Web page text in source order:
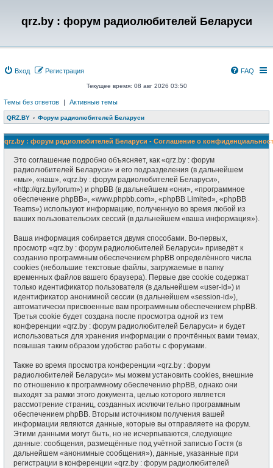
qrz.by : форум радиолюбителей Беларуси
Вход Регистрация FAQ
Текущее время: 08 авг 2026 03:50
Темы без ответов | Активные темы
QRZ.BY Форум радиолюбителей Беларуси
qrz.by : форум радиолюбителей Беларуси - Соглашение о
Это соглашение подробно объясняет, как «qrz.by : форум
радиолюбителей Беларуси» и его подразделения (в дальнейшем
«мы», «наш», «qrz.by : форум радиолюбителей Беларуси»,
«http://qrz.by/forum») и phpBB (в дальнейшем «они», «программное
обеспечение phpBB», «www.phpbb.com», «phpBB Limited», «phpBB
Teams») используют информацию, полученную во время любой из
ваших пользовательских сессий (в дальнейшем «ваша информация»).
Ваша информация собирается двумя способами. Во-первых,
просмотр «qrz.by : форум радиолюбителей Беларуси» приведёт к
созданию программным обеспечением phpBB определённого числа
cookies (небольшие текстовые файлы, загружаемые в папку
временных файлов вашего браузера). Первые две cookie содержат
только идентификатор пользователя (в дальнейшем «user-id») и
идентификатор анонимной сессии (в дальнейшем «session-id»),
автоматически присвоенные вам программным обеспечением phpBB.
Третья cookie будет создана после просмотра одной из тем
конференции «qrz.by : форум радиолюбителей Беларуси» и будет
использоваться для хранения информации о прочтённых вами темах,
повышая таким образом удобство работы с форумами.
Также во время просмотра конференции «qrz.by : форум
радиолюбителей Беларуси» мы можем установить cookies, внешние
по отношению к программному обеспечению phpBB, однако они
выходят за рамки этого документа, целью которого является
рассмотрение страниц, созданных исключительно программным
обеспечением phpBB. Вторым источником получения вашей
информации являются данные, которые вы отправляете на форум.
Этими данными могут быть, но не исчерпываются, следующие
данные: сообщения, размещённые под учётной записью Гостя (в
дальнейшем «анонимные сообщения»), данные, указанные при
регистрации в конференции «qrz.by : форум радиолюбителей